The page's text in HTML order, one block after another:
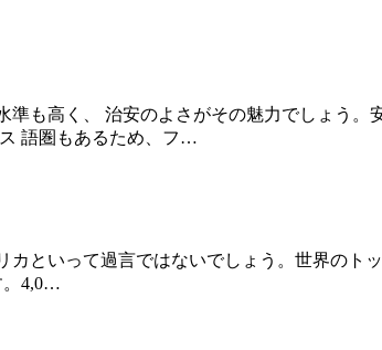
高く、 治安のよさがその魅力でしょう。
語圏もあるため、フ…
といって過言ではないでしょう。世界のト
。4,0…